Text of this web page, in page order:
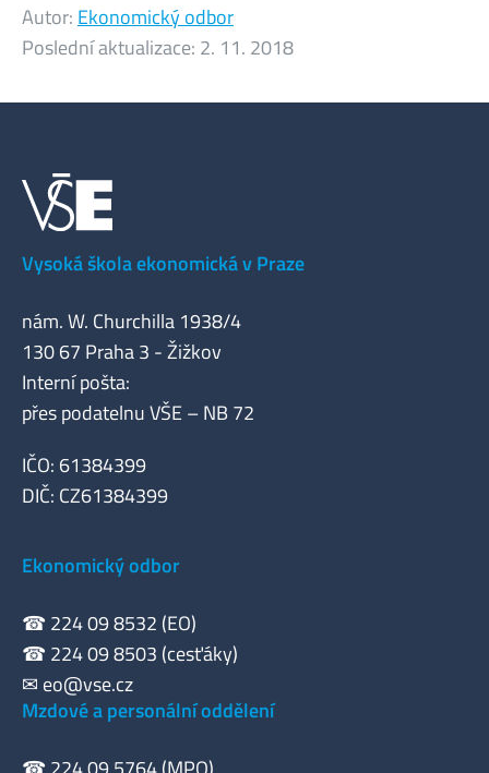
Autor: Ekonomický odbor
Poslední aktualizace: 2. 11. 2018
Vysoká škola ekonomická v Praze
nám. W. Churchilla 1938/4
130 67 Praha 3 - Žižkov
Interní pošta:
přes podatelnu VŠE – NB 72
IČO: 61384399
DIČ: CZ61384399
Ekonomický odbor
☎ 224 09 8532 (EO)
☎ 224 09 8503 (cesťáky)
✉ eo@vse.cz
Mzdové a personální oddělení